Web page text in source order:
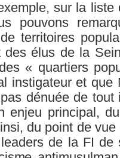
sur la
pouvons
territoires
élus de la
« quartiers
instigateur et que
dénuée de tout
enjeu principal,
du point de
de la FI de